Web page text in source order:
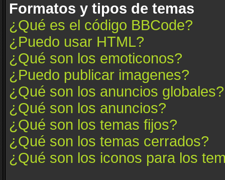
Formatos y tipos de temas
¿Qué es el código BBCode?
¿Puedo usar HTML?
¿Qué son los emoticonos?
¿Puedo publicar imagenes?
¿Qué son los anuncios globales?
¿Qué son los anuncios?
¿Qué son los temas fijos?
¿Qué son los temas cerrados?
¿Qué son los iconos para los